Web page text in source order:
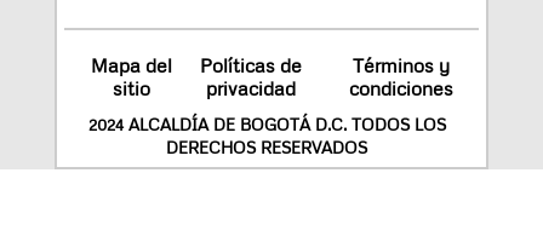
Mapa del
sitio
Políticas de
privacidad
Términos y
condiciones
2024 ALCALDÍA DE BOGOTÁ D.C. TODOS LOS
DERECHOS RESERVADOS